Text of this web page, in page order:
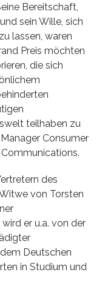
Bereitschaft,
sein Wille, sich
lassen, waren
Preis möchten
die sich
teilhaben zu
Manager Consumer
des
von Torsten
er u.a. von der
Deutschen
in Studium und